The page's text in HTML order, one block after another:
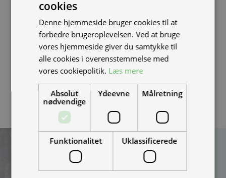
Med en brændstoftank på 18 liter og en lastekapacitet
på op til 399 kg er X-Cape 700 velegnet til rejser med
bagage og eventuelt passager. Samlet set er Moto
Morini X-Cape 700 et fornuftigt valg for kørere, der
ønsker en veludstyret, letkørt og alsidig adventure-
motorcykel med fokus på balance mellem ydelse,
komfort og anvendelighed.
Kan vi hjælpe
dig?
cookies
Denne hjemmeside bruger cookies til at
forbedre brugeroplevelsen. Ved at bruge
vores hjemmeside giver du samtykke til
alle cookies i overensstemmelse med
vores cookiepolitik. Læs mere
Absolut
nødvendige
Ydeevne Målretning
Funktionalitet Uklassificerede